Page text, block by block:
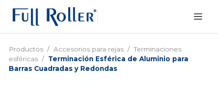
Productos / Accesorios para rejas /Terminaciones
esféricas / Terminación Esférica de Aluminio para
Barras Cuadradas y Redondas